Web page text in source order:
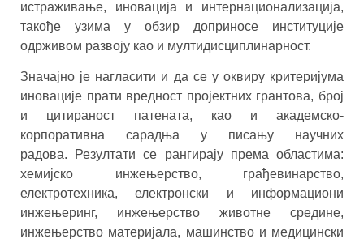
истраживање, иновација и интернационализација,
такође узима у обзир доприносе институције
одрживом развоју као и мултидисциплинарност.
Значајно је нагласити и да се у оквиру критеријума
иновације прати вредност пројектних грантова, број
и цитираност патената, као и академско-
корпоративна сарадња у писању научних
радова. Резултати се рангирају према областима:
хемијско инжењерство, грађевинарство,
електротехника, електронски и информациони
инжењеринг, инжењерство животне средине,
инжењерство материјала, машинство и медицински